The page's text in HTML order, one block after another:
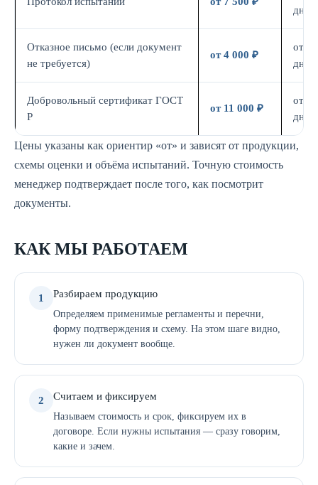
дн.
Отказное письмо (если документ
не требуется)
от 4 000 ₽
от 3
дн.
Добровольный сертификат ГОСТ
Р
от 11 000 ₽
от 7
дн.
Цены указаны как ориентир «от» и зависят от продукции,
схемы оценки и объёма испытаний. Точную стоимость
менеджер подтверждает после того, как посмотрит
документы.
КАК МЫ РАБОТАЕМ
1 Разбираем продукцию
Определяем применимые регламенты и перечни,
форму подтверждения и схему. На этом шаге видно,
нужен ли документ вообще.
2 Считаем и фиксируем
Называем стоимость и срок, фиксируем их в
договоре. Если нужны испытания — сразу говорим,
какие и зачем.